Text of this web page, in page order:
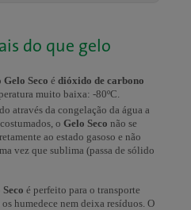
do que gelo
Gelo Seco é dióxido de carbono
muito baixa: -80ºC.
através da congelação da água a
o Gelo Seco não se
ao estado gasoso e não
vez que sublima (passa de sólido
é perfeito para o transporte
humedece nem deixa resíduos. O